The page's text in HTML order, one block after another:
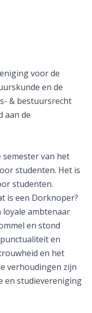
voor de
en de
& bestuursrecht
aan de
semester van het
studenten. Het is
studenten.
is een Dorknoper?
ambtenaar
en stond
en
en het
verhoudingen zijn
en studievereniging